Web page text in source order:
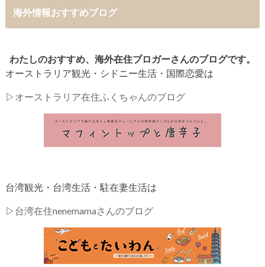
海外情報おすすめブログ
わたしのおすすめ、海外在住ブロガーさんのブログです。
オーストラリア観光・シドニー生活・国際恋愛は
▷ オーストラリア在住ふくちゃんのブログ
台湾観光・台湾生活・駐在妻生活は
▷ 台湾在住nenemamaさんのブログ